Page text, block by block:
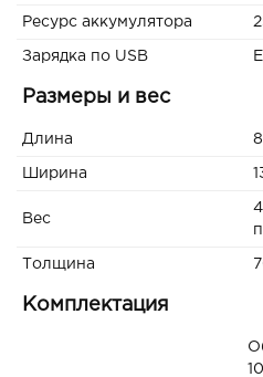
Ресурс аккумулятора
Зарядка по USB
Размеры и вес
Длина
Ширина
Вес
Толщина
Комплектация